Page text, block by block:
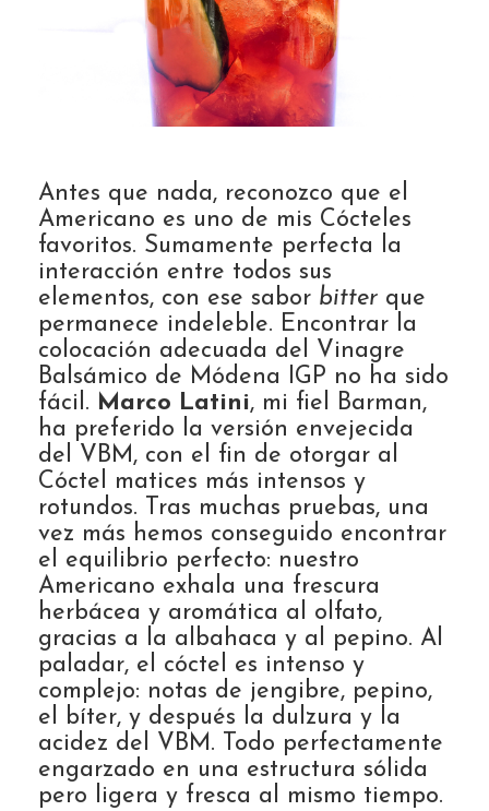
Antes que nada, reconozco que el
Americano es uno de mis Cócteles
favoritos. Sumamente perfecta la
interacción entre todos sus
elementos, con ese sabor bitter que
permanece indeleble. Encontrar la
colocación adecuada del Vinagre
Balsámico de Módena IGP no ha sido
fácil. Marco Latini, mi fiel Barman,
ha preferido la versión envejecida
del VBM, con el fin de otorgar al
Cóctel matices más intensos y
rotundos. Tras muchas pruebas, una
vez más hemos conseguido encontrar
el equilibrio perfecto: nuestro
Americano exhala una frescura
herbácea y aromática al olfato,
gracias a la albahaca y al pepino. Al
paladar, el cóctel es intenso y
complejo: notas de jengibre, pepino,
el bíter, y después la dulzura y la
acidez del VBM. Todo perfectamente
engarzado en una estructura sólida
pero ligera y fresca al mismo tiempo.